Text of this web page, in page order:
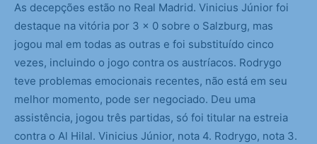
As decepções estão no Real Madrid. Vinicius Júnior foi
destaque na vitória por 3 x 0 sobre o Salzburg, mas
jogou mal em todas as outras e foi substituído cinco
vezes, incluindo o jogo contra os austríacos. Rodrygo
teve problemas emocionais recentes, não está em seu
melhor momento, pode ser negociado. Deu uma
assistência, jogou três partidas, só foi titular na estreia
contra o Al Hilal. Vinicius Júnior, nota 4. Rodrygo, nota 3.